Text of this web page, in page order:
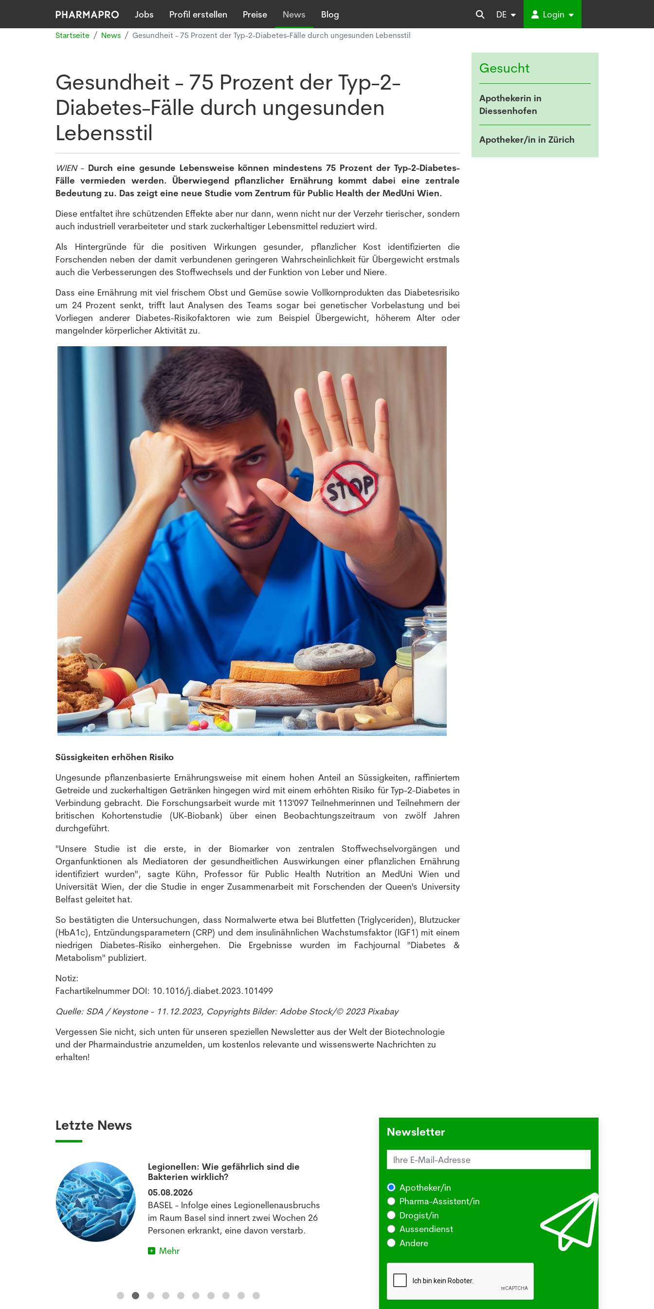
Jobs Profil erstellen Preise News Blog DE Login
Startseite News Gesundheit - 75 Prozent der Typ-2-Diabetes-Fälle durch ungesunden Lebensstil
Gesundheit - 75 Prozent der Typ-2-
Diabetes-Fälle durch ungesunden
Lebensstil
WIEN- Durch eine gesunde Lebensweise können mindestens 75 Prozent der Typ-2-Diabetes-
Fälle vermieden werden. Überwiegend pflanzlicher Ernährung kommt dabei eine zentrale
Bedeutung zu. Das zeigt eine neue Studie vom Zentrum für Public Health der MedUni Wien.
Diese entfaltet ihre schützenden Effekte aber nur dann, wenn nicht nur der Verzehr tierischer, sondern
auch industriell verarbeiteter und stark zuckerhaltiger Lebensmittel reduziert wird.
Als Hintergründe für die positiven Wirkungen gesunder, pflanzlicher Kost identifizierten die
Forschenden neben der damit verbundenen geringeren Wahrscheinlichkeit für Übergewicht erstmals
auch die Verbesserungen des Stoffwechsels und der Funktion von Leber und Niere.
Dass eine Ernährung mit viel frischem Obst und Gemüse sowie Vollkornprodukten das Diabetesrisiko
um 24 Prozent senkt, trifft laut Analysen des Teams sogar bei genetischer Vorbelastung und bei
Vorliegen anderer Diabetes-Risikofaktoren wie zum Beispiel Übergewicht, höherem Alter oder
mangelnder körperlicher Aktivität zu.
Süssigkeiten erhöhen Risiko
Ungesunde pflanzenbasierte Ernährungsweise mit einem hohen Anteil an Süssigkeiten, raffiniertem
Getreide und zuckerhaltigen Getränken hingegen wird mit einem erhöhten Risiko für Typ-2-Diabetes in
Verbindung gebracht. Die Forschungsarbeit wurde mit 113'097 Teilnehmerinnen und Teilnehmern der
britischen Kohortenstudie (UK-Biobank) über einen Beobachtungszeitraum von zwölf Jahren
durchgeführt.
"Unsere Studie ist die erste, in der Biomarker von zentralen Stoffwechselvorgängen und
Organfunktionen als Mediatoren der gesundheitlichen Auswirkungen einer pflanzlichen Ernährung
identifiziert wurden", sagte Kühn, Professor für Public Health Nutrition an MedUni Wien und
Universität Wien, der die Studie in enger Zusammenarbeit mit Forschenden der Queen's University
Belfast geleitet hat.
So bestätigten die Untersuchungen, dass Normalwerte etwa bei Blutfetten (Triglyceriden), Blutzucker
(HbA1c), Entzündungsparametern (CRP) und dem insulinähnlichen Wachstumsfaktor (IGF1) mit einem
niedrigen Diabetes-Risiko einhergehen. Die Ergebnisse wurden im Fachjournal "Diabetes &
Metabolism" publiziert.
Notiz:
Fachartikelnummer DOI: 10.1016/j.diabet.2023.101499
Quelle: SDA / Keystone - 11.12.2023, Copyrights Bilder: Adobe Stock/© 2023 Pixabay
Vergessen Sie nicht, sich unten für unseren speziellen Newsletter aus der Welt der Biotechnologie
und der Pharmaindustrie anzumelden, um kostenlos relevante und wissenswerte Nachrichten zu
erhalten!
Gesucht
Apothekerin in
Diessenhofen
Apotheker/in in Zürich
Letzte News
Legionellen: Wie gefährlich sind die
Bakterien wirklich?
05.08.2026
BASEL - Infolge eines Legionellenausbruchs
im Raum Basel sind innert zwei Wochen 26
Personen erkrankt, eine davon verstarb.
Mehr
Juckreiz im Sommer? Schuld sein könnte
03.08.2026
BERLIN - Viele kleine Tierchen sind in den
Sommermonaten unterwegs, die stechen
oder beissen.
Newsletter
Apotheker/in
Pharma-Assistent/in
Drogist/in
Aussendienst
Andere
NEWSLETTER
Anmeldung Newsletter
Melde dich kostenlos für unseren Newsletter an und
erhalte einmal pro Woche die neusten Stellenangebote
und News aus der Welt der Pharmazie und Medizin.